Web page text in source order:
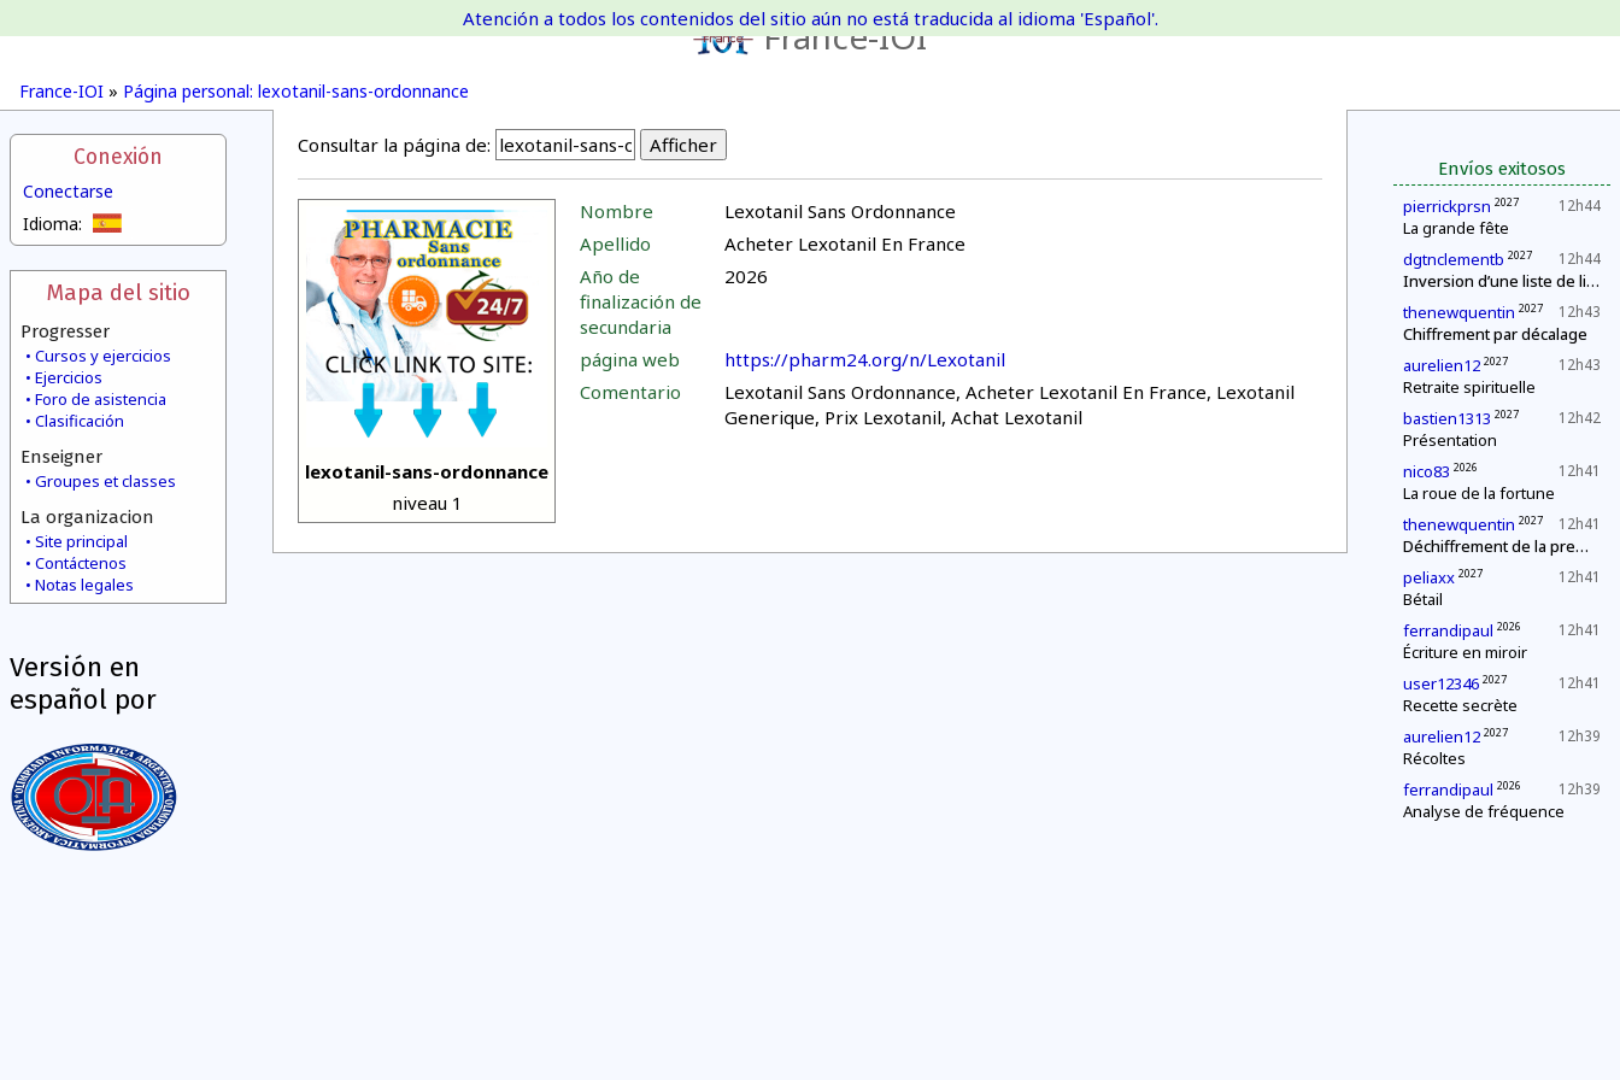
France-IOI
France-IOI » Página personal: lexotanil-sans-ordonnance
Atención a todos los contenidos del sitio aún no está traducida al idioma 'Español'.
Conexión
Conectarse
Idioma:
Mapa del sitio
Progresser
Cursos y ejercicios
Ejercicios
Foro de asistencia
Clasificación
Enseigner
Groupes et classes
La organizacion
Site principal
Contáctenos
Notas legales
Versión en
español por
Envíos exitosos
12h44
pierrickprsn 2027
La grande fête
12h44
dgtnclementb 2027
Inversion d’une liste de livres
12h43
thenewquentin 2027
Chiffrement par décalage
12h43
aurelien12 2027
Retraite spirituelle
12h42
bastien1313 2027
Présentation
12h41
nico83 2026
La roue de la fortune
12h41
thenewquentin 2027
Déchiffrement de la première page
12h41
peliaxx 2027
Bétail
12h41
ferrandipaul 2026
Écriture en miroir
12h41
user12346 2027
Recette secrète
12h39
aurelien12 2027
Récoltes
12h39
ferrandipaul 2026
Analyse de fréquence
Consultar la página de:
lexotanil-sans-ordonnance
niveau 1
Nombre
Lexotanil Sans Ordonnance
Apellido
Acheter Lexotanil En France
Año de
finalización de
secundaria
2026
página web
https://pharm24.org/n/Lexotanil
Comentario
Lexotanil Sans Ordonnance, Acheter Lexotanil En France, Lexotanil
Generique, Prix Lexotanil, Achat Lexotanil